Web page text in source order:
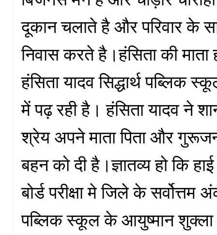
दूकान चलाते है और परिवार के
निवास करते है।हंसिता की
हंसिता यादव सिद्धार्थ पब्लिक
में पढ़ रही है। हंसिता यादव ने
श्रेय अपने माता पिता और
बहन को दी है।ज्ञातव्य हो कि
बोर्ड परीक्षा मे जिले के
पब्लिक स्कूल के आयुष्मान शुक्ला